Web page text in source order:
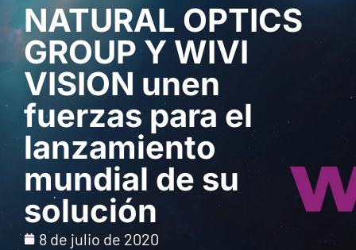
NATURAL OPTICS
GROUP Y WIVI
VISION unen
fuerzas para el
lanzamiento
mundial de su
solución
8 de julio de 2020